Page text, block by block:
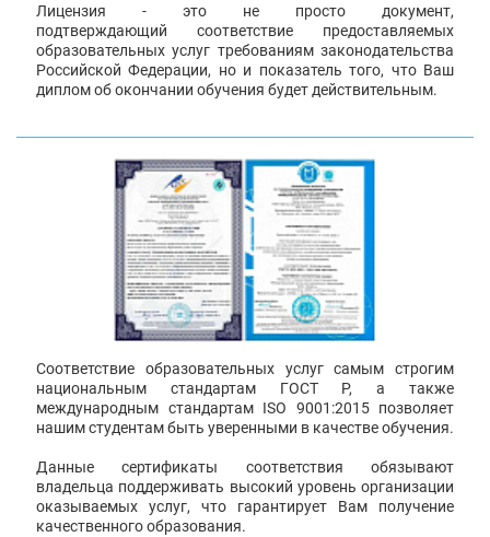
Лицензия - это не просто документ,
подтверждающий соответствие предоставляемых
образовательных услуг требованиям законодательства
Российской Федерации, но и показатель того, что Ваш
диплом об окончании обучения будет действительным.
Соответствие образовательных услуг самым строгим
национальным стандартам ГОСТ Р, а также
международным стандартам ISO 9001:2015 позволяет
нашим студентам быть уверенными в качестве обучения.
Данные сертификаты соответствия обязывают
владельца поддерживать высокий уровень организации
оказываемых услуг, что гарантирует Вам получение
качественного образования.